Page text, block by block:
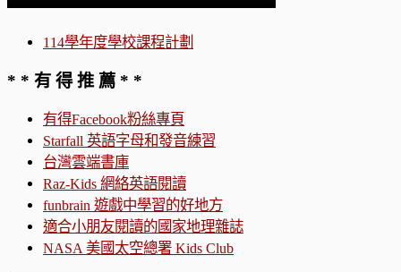
114學年度學校課程計劃
* * 有 得 推 薦 * *
有得Facebook粉絲專頁
Starfall 英語字母和發音練習
台灣雲端書庫
Raz-Kids 網絡英語閱讀
funbrain 遊戲中學習的好地方
適合小朋友閱讀的國家地理雜誌
NASA 美國太空總署 Kids Club